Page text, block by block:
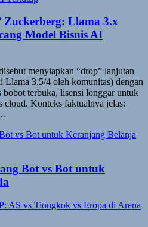
Zuckerberg: Llama 3.x
Model Bisnis AI
menyiapkan “drop” lanjutan
3.5/4 oleh komunitas) dengan
terbuka, lisensi longgar untuk
cloud. Konteks faktualnya jelas:
Bot vs Bot untuk